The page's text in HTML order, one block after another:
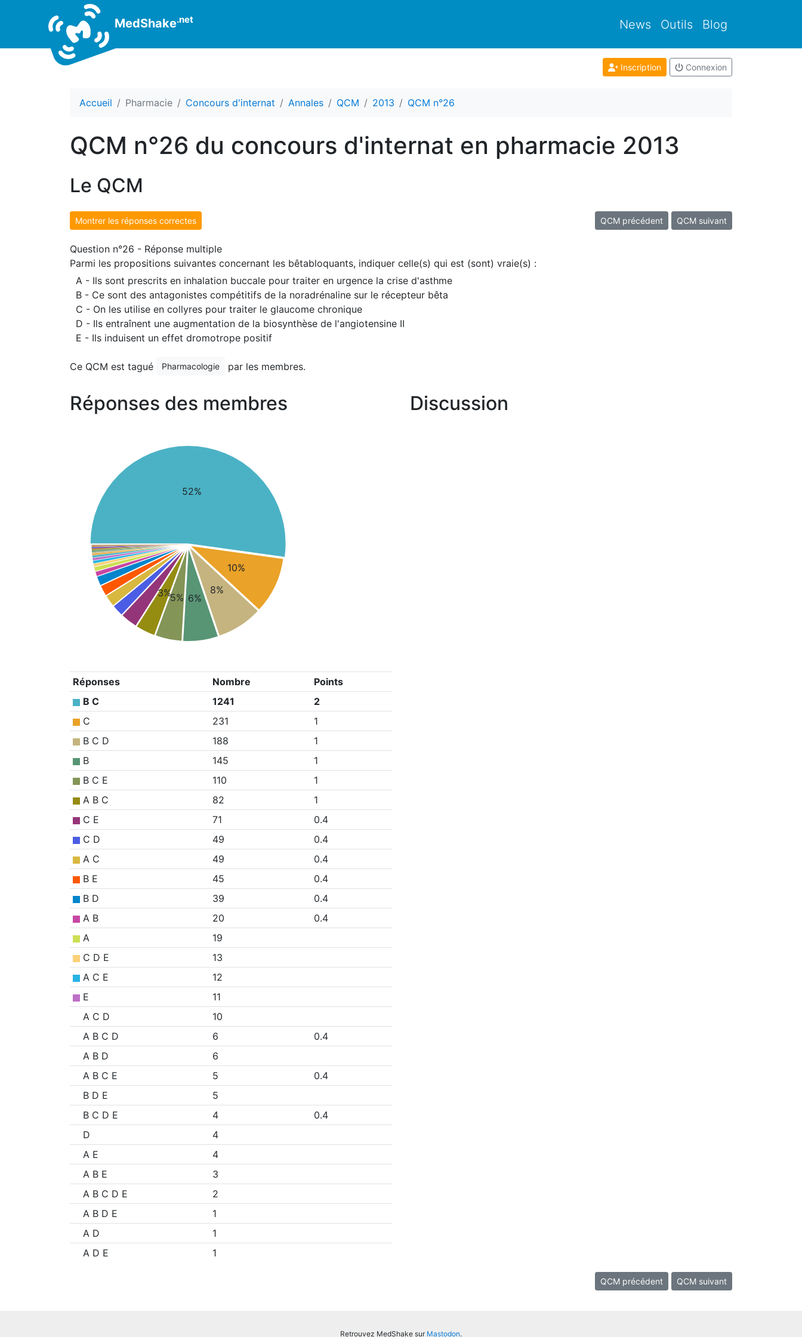
MedShake.net News Outils Blog
Inscription Connexion
Accueil Pharmacie Concours d'internat Annales QCM 2013 QCM n°26
QCM n°26 du concours d'internat en pharmacie 2013
Le QCM
Montrer les réponses correctes QCM précédent QCM suivant
Question n°26 - Réponse multiple
Parmi les propositions suivantes concernant les bêtabloquants, indiquer celle(s) qui est (sont) vraie(s) :
A - Ils sont prescrits en inhalation buccale pour traiter en urgence la crise d'asthme
B - Ce sont des antagonistes compétitifs de la noradrénaline sur le récepteur bêta
C - On les utilise en collyres pour traiter le glaucome chronique
D - Ils entraînent une augmentation de la biosynthèse de l'angiotensine II
E - Ils induisent un effet dromotrope positif
Ce QCM est tagué Pharmacologie par les membres.
Réponses des membres
52%
10%
8%
6%
5%
3%
Réponses Nombre
Points
B C
1241
2
C
231
1
B C D
188
1
B
145
1
B C E
110
1
A B C
82
1
C E
71
0.4
C D
49
0.4
A C
49
0.4
B E
45
0.4
B D
39
0.4
A B
20
0.4
A
19
C D E
13
A C E
12
E
11
A C D
10
A B C D
6
0.4
A B D
6
A B C E
5
0.4
B D E
5
B C D E
4
0.4
D
4
A E
4
A B E
3
A B C D E
2
A B D E
1
A D
1
A D E
1
Discussion
QCM précédent QCM suivant
Retrouvez MedShake sur Mastodon.